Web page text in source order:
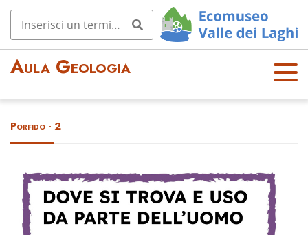
Aula Geologia
OPE
N
Porfido - 2